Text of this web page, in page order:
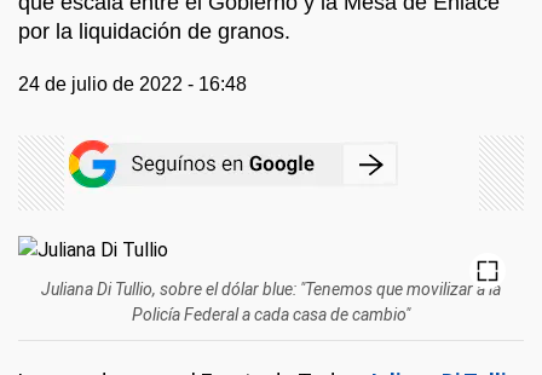
por la liquidación de granos.
24 de julio de 2022 - 16:48
Juliana Di Tullio, sobre el dólar blue: "Tenemos que movilizar a la
Policía Federal a cada casa de cambio"